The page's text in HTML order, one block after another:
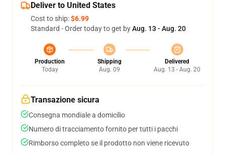
Deliver to United States
Cost to ship:$6.99
Standard - Order today to get byAug. 13 - Aug. 20
Production
Today
Shipping
Aug. 09
Delivered
Aug. 13 - Aug. 20
Transazione sicura
Consegna mondiale a domicilio
Numero di tracciamento fornito per tutti i pacchi
Rimborso completo se il prodotto non viene ricevuto